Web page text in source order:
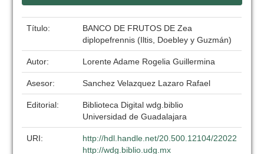
Título:
BANCO DE FRUTOS DE Zea
diplopefrennis (Iltis, Doebley y Guzmán)
Autor: Lorente Adame Rogelia Guillermina
Asesor: Sanchez Velazquez Lazaro Rafael
Editorial:
Biblioteca Digital wdg.biblio
Universidad de Guadalajara
URI:
http://hdl.handle.net/20.500.12104/22022
http://wdg.biblio.udg.mx